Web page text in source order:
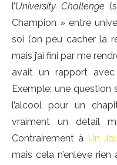
l’University Challenge
Champion » entre
soi (on peu cacher la
mais j’ai fini par me
avait un rapport
Exemple: une
l’alcool pour un
vraiment un détail
Contrairement à Un
mais cela n’enlève rien